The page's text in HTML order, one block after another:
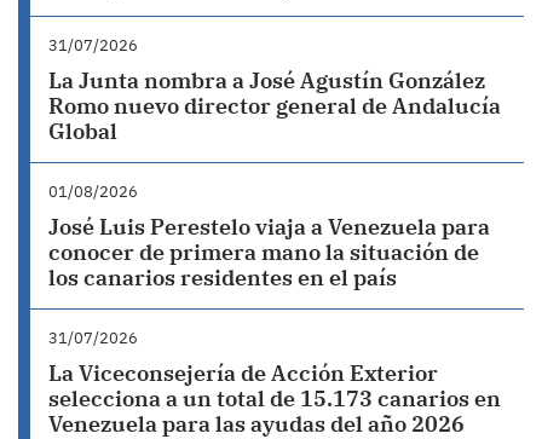
31/07/2026
La Junta nombra a José Agustín González
Romo nuevo director general de Andalucía
Global
01/08/2026
José Luis Perestelo viaja a Venezuela para
conocer de primera mano la situación de
los canarios residentes en el país
31/07/2026
La Viceconsejería de Acción Exterior
selecciona a un total de 15.173 canarios en
Venezuela para las ayudas del año 2026